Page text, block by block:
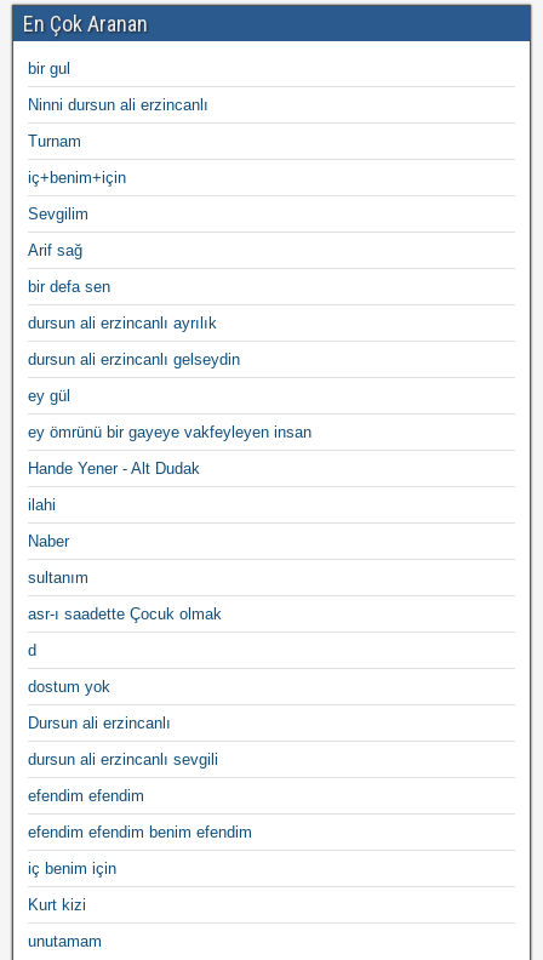
En Çok Aranan
bir gul
Ninni dursun ali erzincanlı
Turnam
iç+benim+için
Sevgilim
Arif sağ
bir defa sen
dursun ali erzincanlı ayrılık
dursun ali erzincanlı gelseydin
ey gül
ey ömrünü bir gayeye vakfeyleyen insan
Hande Yener - Alt Dudak
ilahi
Naber
sultanım
asr-ı saadette Çocuk olmak
d
dostum yok
Dursun ali erzincanlı
dursun ali erzincanlı sevgili
efendim efendim
efendim efendim benim efendim
iç benim için
Kurt kizi
unutamam